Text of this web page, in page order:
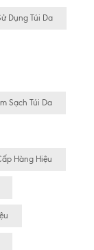
Dụng Túi Da
Sạch Túi Da
Hàng Hiệu